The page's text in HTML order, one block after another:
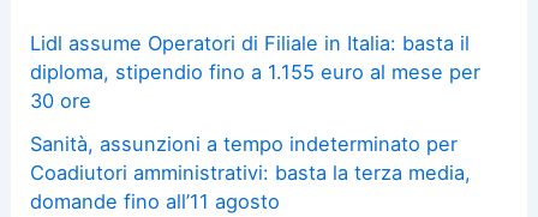
Lidl assume Operatori di Filiale in Italia: basta il
diploma, stipendio fino a 1.155 euro al mese per
30 ore
Sanità, assunzioni a tempo indeterminato per
Coadiutori amministrativi: basta la terza media,
domande fino all’11 agosto